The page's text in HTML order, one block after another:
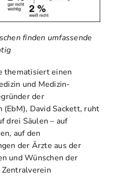
finden umfassende
thematisiert einen
und Medizin-
der
(EbM), David Sackett, ruht
drei Säulen – auf
auf den
der Ärzte aus der
und Wünschen der